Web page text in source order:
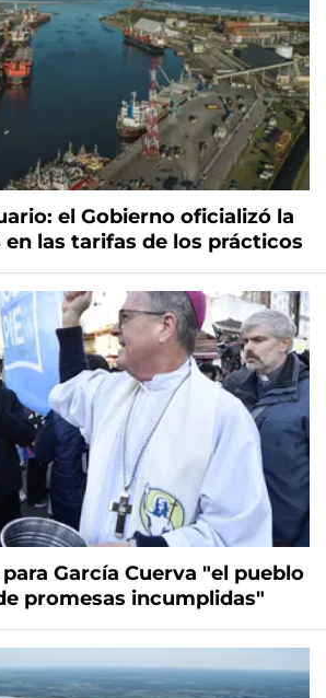
el Gobierno oficializó la
en las tarifas de los prácticos
García Cuerva "el pueblo
promesas incumplidas"